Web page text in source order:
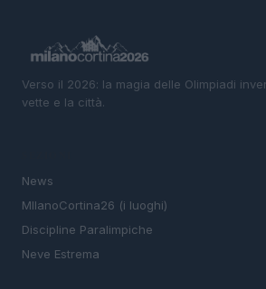
Verso il 2026: la magia delle Olimpiadi
vette e la città.
News
MIlanoCortina26 (i luoghi)
Discipline Paralimpiche
Neve Estrema